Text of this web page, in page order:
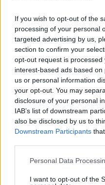
If you wish to opt-out of the
processing of your personal
targeted advertising by us,
section to confirm your
opt-out request is
interest-based ads based
us or personal information
your opt-out. You may
disclosure of your personal
IAB’s list of downstream
also be disclosed by us to
Downstream Participants
Personal Data
I want to opt-out of the
Clau de pas
Recordar contrasenya
Registra't
Companyia
La Comunitat Minera Olesana
per un grup d’Olesans
[més informació]
Atenció a l'abonat